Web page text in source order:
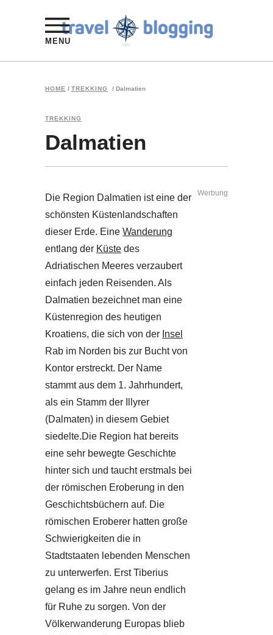
MENU
HOME / TREKKING / Dalmatien
TREKKING
Dalmatien
Die Region Dalmatien ist eine der
schönsten Küstenlandschaften
dieser Erde. Eine Wanderung
entlang der Küste des
Adriatischen Meeres verzaubert
einfach jeden Reisenden. Als
Dalmatien bezeichnet man eine
Küstenregion des heutigen
Kroatiens, die sich von der Insel
Rab im Norden bis zur Bucht von
Kontor erstreckt. Der Name
stammt aus dem 1. Jahrhundert,
als ein Stamm der Illyrer
(Dalmaten) in diesem Gebiet
siedelte.Die Region hat bereits
eine sehr bewegte Geschichte
hinter sich und taucht erstmals bei
der römischen Eroberung in den
Geschichtsbüchern auf. Die
römischen Eroberer hatten große
Schwierigkeiten die in
Stadtstaaten lebenden Menschen
zu unterwerfen. Erst Tiberius
gelang es im Jahre neun endlich
für Ruhe zu sorgen. Von der
Völkerwanderung Europas blieb
Werbung